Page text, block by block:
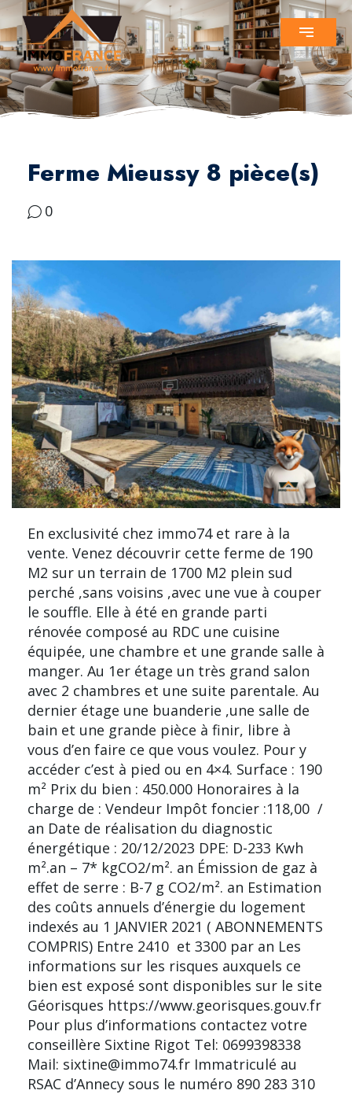
Ferme Mieussy 8 pièce(s)
0
En exclusivité chez immo74 et rare à la
vente. Venez découvrir cette ferme de 190
M2 sur un terrain de 1700 M2 plein sud
perché ,sans voisins ,avec une vue à couper
le souffle. Elle à été en grande parti
rénovée composé au RDC une cuisine
équipée, une chambre et une grande salle à
manger. Au 1er étage un très grand salon
avec 2 chambres et une suite parentale. Au
dernier étage une buanderie ,une salle de
bain et une grande pièce à finir, libre à
vous d’en faire ce que vous voulez. Pour y
accéder c’est à pied ou en 4×4. Surface : 190
m² Prix du bien : 450.000 Honoraires à la
charge de : Vendeur Impôt foncier :118,00  /
an Date de réalisation du diagnostic
énergétique : 20/12/2023 DPE: D-233 Kwh
m².an – 7* kgCO2/m². an Émission de gaz à
effet de serre : B-7 g CO2/m². an Estimation
des coûts annuels d’énergie du logement
indexés au 1 JANVIER 2021 ( ABONNEMENTS
COMPRIS) Entre 2410  et 3300 par an Les
informations sur les risques auxquels ce
bien est exposé sont disponibles sur le site
Géorisques https://www.georisques.gouv.fr
Pour plus d’informations contactez votre
conseillère Sixtine Rigot Tel: 0699398338
Mail: sixtine@immo74.fr Immatriculé au
RSAC d’Annecy sous le numéro 890 283 310